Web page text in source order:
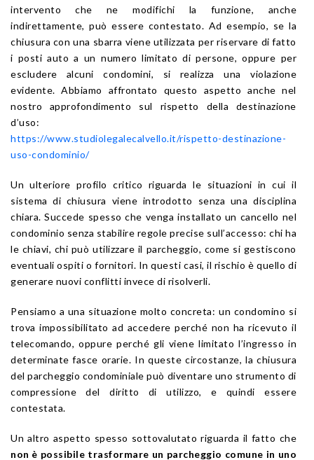
intervento che ne modifichi la funzione, anche
indirettamente, può essere contestato. Ad esempio, se la
chiusura con una sbarra viene utilizzata per riservare di fatto
i posti auto a un numero limitato di persone, oppure per
escludere alcuni condomini, si realizza una violazione
evidente. Abbiamo affrontato questo aspetto anche nel
nostro approfondimento sul rispetto della destinazione
d’uso:
https://www.studiolegalecalvello.it/rispetto-destinazione-
uso-condominio/
Un ulteriore profilo critico riguarda le situazioni in cui il
sistema di chiusura viene introdotto senza una disciplina
chiara. Succede spesso che venga installato un cancello nel
condominio senza stabilire regole precise sull’accesso: chi ha
le chiavi, chi può utilizzare il parcheggio, come si gestiscono
eventuali ospiti o fornitori. In questi casi, il rischio è quello di
generare nuovi conflitti invece di risolverli.
Pensiamo a una situazione molto concreta: un condomino si
trova impossibilitato ad accedere perché non ha ricevuto il
telecomando, oppure perché gli viene limitato l’ingresso in
determinate fasce orarie. In queste circostanze, la chiusura
del parcheggio condominiale può diventare uno strumento di
compressione del diritto di utilizzo, e quindi essere
contestata.
Un altro aspetto spesso sottovalutato riguarda il fatto che
non è possibile trasformare un parcheggio comune in uno